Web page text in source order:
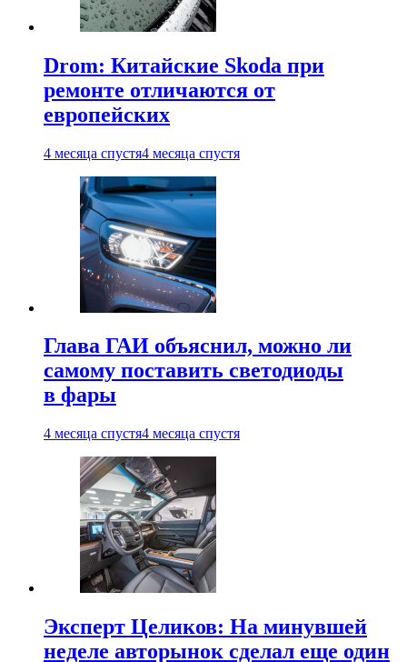
Drom: Китайские Skoda при
ремонте отличаются от
европейских
4 месяца спустя4 месяца спустя
Глава ГАИ объяснил, можно ли
самому поставить светодиоды
в фары
4 месяца спустя4 месяца спустя
Эксперт Целиков: На минувшей
неделе авторынок сделал еще один